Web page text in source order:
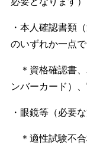
・本人確認書類
のいずれか一点
＊資格確認書、
ンバーカード）
・眼鏡等（必要な
＊適性試験不合